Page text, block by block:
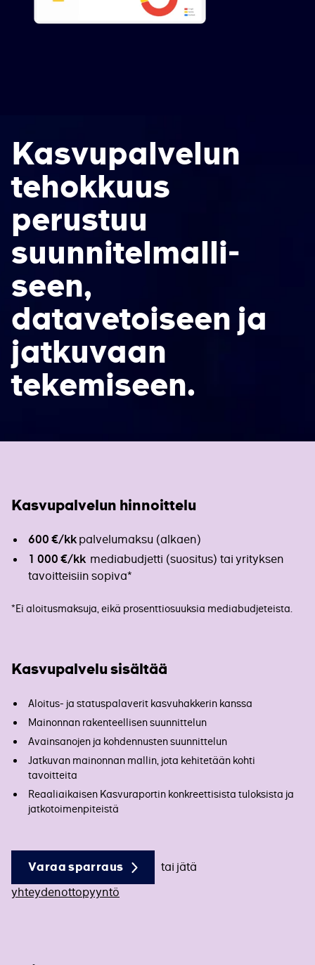
Kasvupalvelun
tehokkuus
perustuu
suunnitelmalli­
seen,
datavetoiseen­ ja
jatkuvaan
tekemiseen.
Kasvupalvelun hinnoittelu
600 €/kkpalvelumaksu (alkaen)
1 000 €/kkmediabudjetti (suositus) tai yrityksen
tavoitteisiin sopiva*
*Ei aloitusmaksuja, eikä prosenttiosuuksia mediabudjeteista.
Kasvupalvelu sisältää
Aloitus- ja statuspalaverit kasvuhakkerin kanssa
Mainonnan rakenteellisen suunnittelun
Avainsanojen ja kohdennusten suunnittelun
Jatkuvan mainonnan mallin, jota kehitetään kohti
tavoitteita
Reaaliaikaisen Kasvuraportin konkreettisista tuloksista ja
jatkotoimenpiteistä
Varaa sparraus
tai jätä
yhteydenottopyyntö